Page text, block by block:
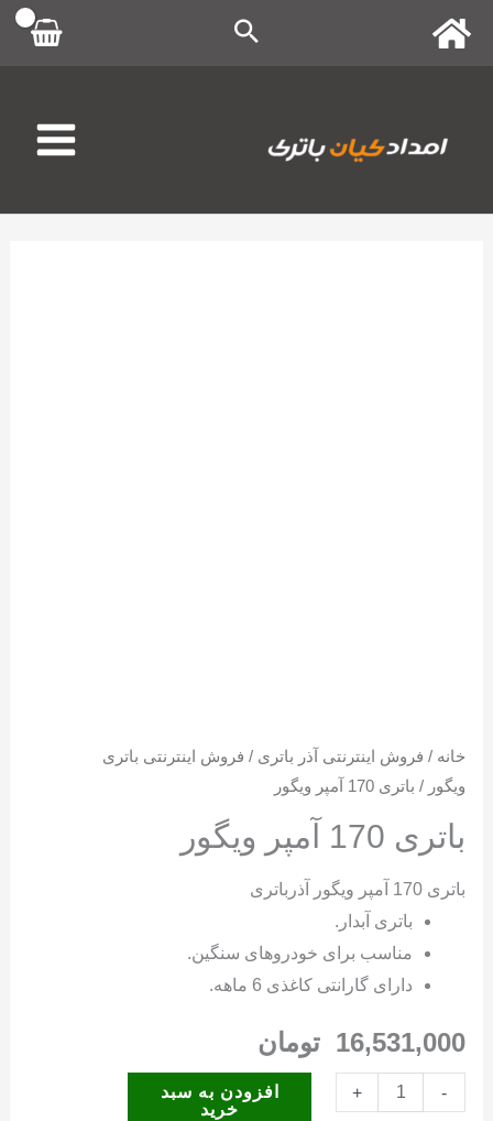
پرش
خانه / فروش اینترنتی آذر باتری / فروش اینترنتی باتری
ویگور / باتری 170 آمپر ویگور
باتری 170 آمپر ویگور
باتری 170 آمپر ویگور آذرباتری
باتری آبدار.
مناسب برای خودروهای سنگین.
دارای گارانتی کاغذی 6 ماهه.
16,531,000 تومان
-
+
افزودن به سبد
خرید